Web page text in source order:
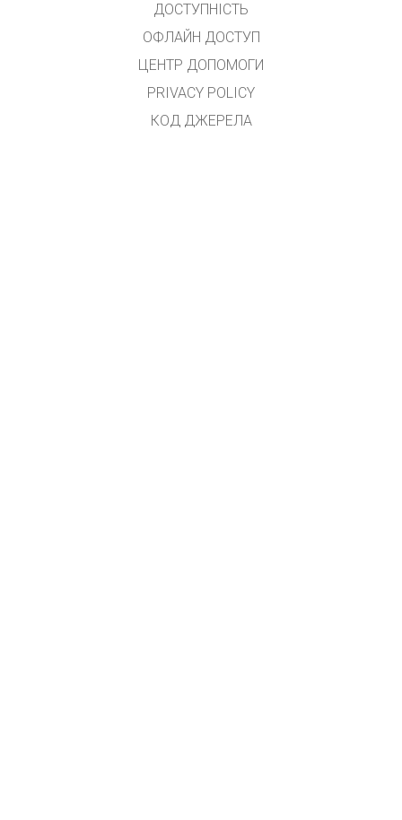
ДОСТУПНІСТЬ
ОФЛАЙН ДОСТУП
ЦЕНТР ДОПОМОГИ
PRIVACY POLICY
КОД ДЖЕРЕЛА